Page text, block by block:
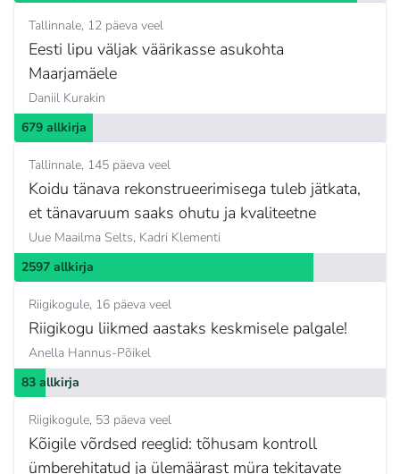
Tallinnale 12 päeva veel
Eesti lipu väljak väärikasse asukohta
Maarjamäele
Daniil Kurakin
679 allkirja
Tallinnale 145 päeva veel
Koidu tänava rekonstrueerimisega tuleb jätkata,
et tänavaruum saaks ohutu ja kvaliteetne
Uue Maailma Selts, Kadri Klementi
2597 allkirja
Riigikogule 16 päeva veel
Riigikogu liikmed aastaks keskmisele palgale!
Anella Hannus-Põikel
83 allkirja
Riigikogule 53 päeva veel
Kõigile võrdsed reeglid: tõhusam kontroll
ümberehitatud ja ülemäärast müra tekitavate